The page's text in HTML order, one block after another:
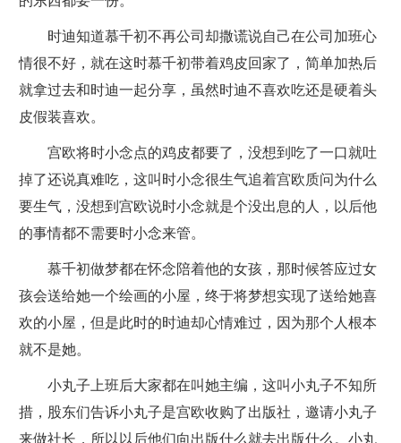
时迪知道慕千初不再公司却撒谎说自己在公司加班心
情很不好，就在这时慕千初带着鸡皮回家了，简单加热后
就拿过去和时迪一起分享，虽然时迪不喜欢吃还是硬着头
皮假装喜欢。
宫欧将时小念点的鸡皮都要了，没想到吃了一口就吐
掉了还说真难吃，这叫时小念很生气追着宫欧质问为什么
要生气，没想到宫欧说时小念就是个没出息的人，以后他
的事情都不需要时小念来管。
慕千初做梦都在怀念陪着他的女孩，那时候答应过女
孩会送给她一个绘画的小屋，终于将梦想实现了送给她喜
欢的小屋，但是此时的时迪却心情难过，因为那个人根本
就不是她。
小丸子上班后大家都在叫她主编，这叫小丸子不知所
措，股东们告诉小丸子是宫欧收购了出版社，邀请小丸子
来做社长，所以以后他们向出版什么就去出版什么。小丸